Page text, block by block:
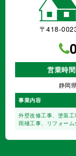
〒418-
営業時
静岡
事業内容
外壁改修工事、塗装
雨樋工事、
リフォー